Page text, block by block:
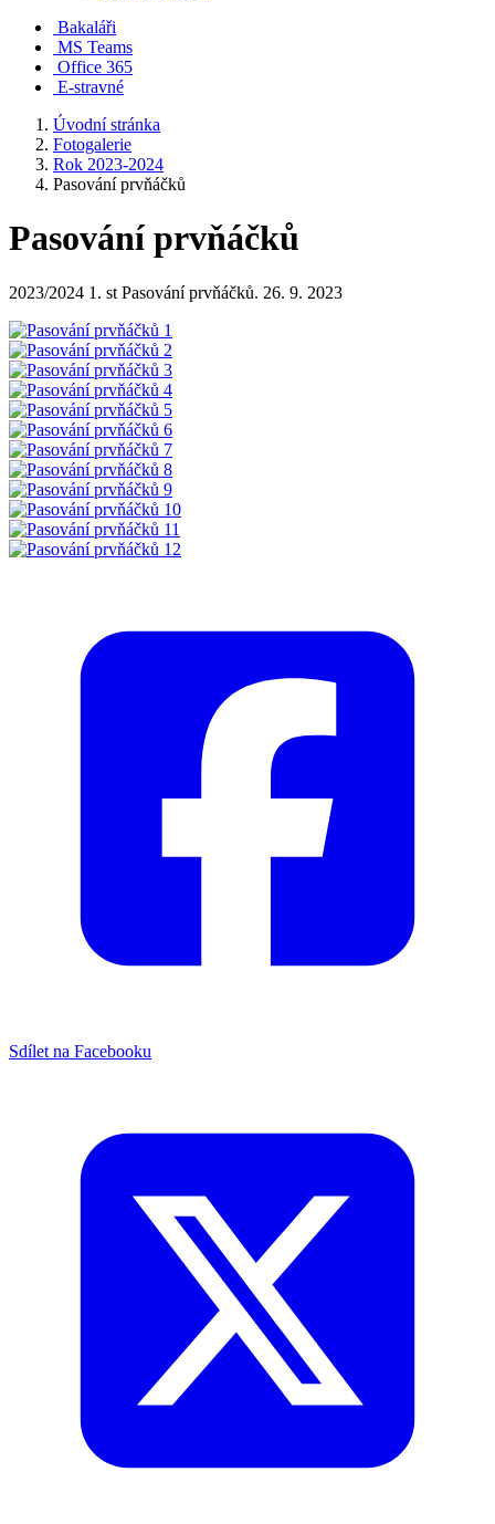
Bakaláři
MS Teams
Office 365
E-stravné
Úvodní stránka
Fotogalerie
Rok 2023-2024
Pasování prvňáčků
Pasování prvňáčků
2023/2024 1. st Pasování prvňáčků. 26. 9. 2023
Sdílet na Facebooku